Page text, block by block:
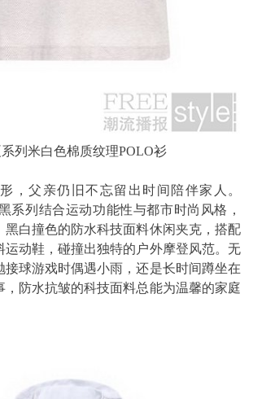
列米白色棉质纹理POLO衫
父亲仍旧不忘留出时间陪伴家人。
系列结合运动功能性与都市时尚风格，
黑白撞色的防水科技面料休闲夹克，搭配
运动鞋，碰撞出独特的户外摩登风范。无
接球游戏时偶遇小雨，还是长时间蹲坐在
，防水抗皱的科技面料总能为温馨的家庭